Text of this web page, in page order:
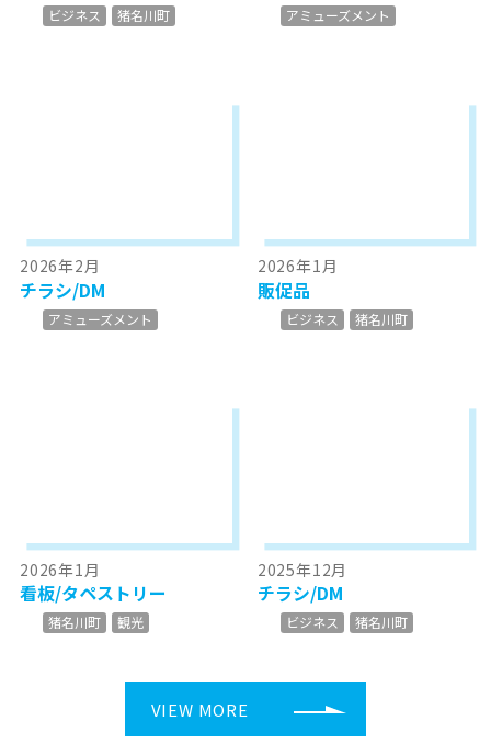
ビジネス 猪名川町 アミューズメント
2026年2月
チラシ/DM
アミューズメント
2026年1月
販促品
ビジネス 猪名川町
2026年1月
看板/タペストリー
猪名川町 観光
2025年12月
チラシ/DM
ビジネス 猪名川町
VIEW MORE